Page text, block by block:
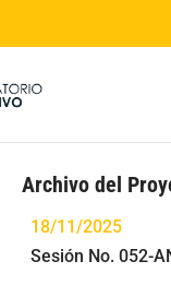
Archivo del
18/11/2025
Sesión No. 052-